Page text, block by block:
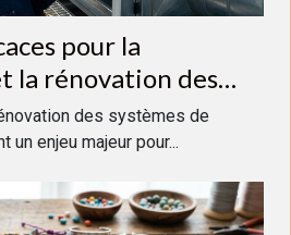
pour la
la rénovation des
des systèmes de
enjeu majeur pour...